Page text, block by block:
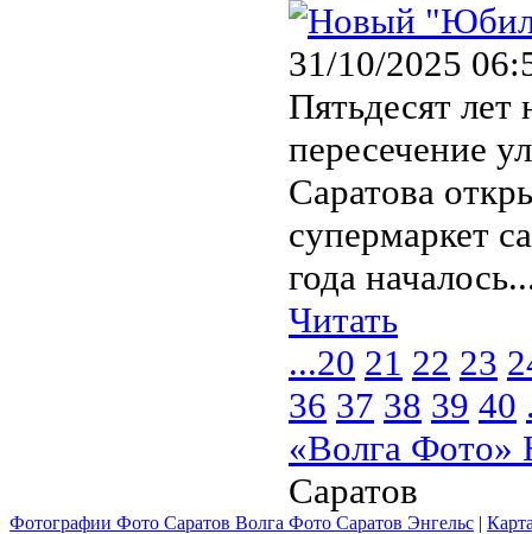
31/10/2025
Пятьдесят лет
пересечение
Саратова
супермаркет
года
Читать
...20 21 22 23
36 37 38 39 40
«Волга Фото»
Саратов
Фотографии Фото Саратов Волга Фото Саратов Энгельс |